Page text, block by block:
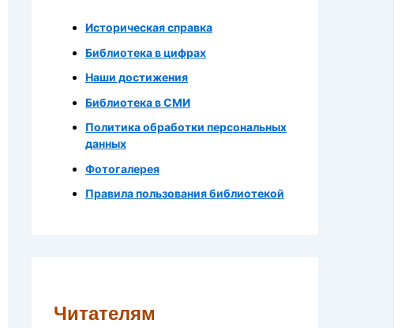
Историческая справка
Библиотека в цифрах
Наши достижения
Библиотека в СМИ
Политика обработки персональных
данных
Фотогалерея
Правила пользования библиотекой
Читателям